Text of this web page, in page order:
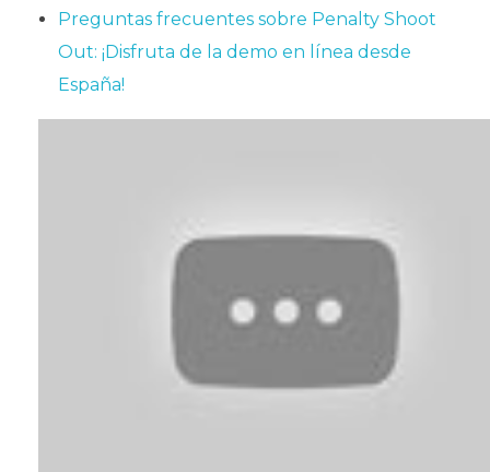
Preguntas frecuentes sobre Penalty Shoot
Out: ¡Disfruta de la demo en línea desde
España!